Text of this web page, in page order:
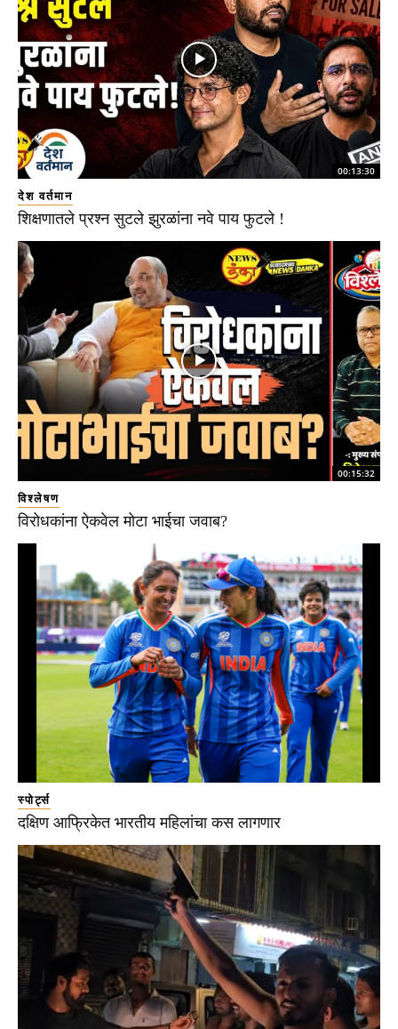
00:13:30
देश वर्तमान
शिक्षणातले प्रश्न सुटले झुरळांना नवे पाय फुटले !
00:15:32
विश्लेषण
विरोधकांना ऐकवेल मोटा भाईचा जवाब?
स्पोर्ट्स
दक्षिण आफ्रिकेत भारतीय महिलांचा कस लागणार